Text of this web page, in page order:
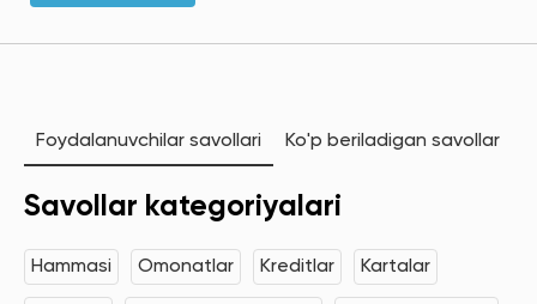
Foydalanuvchilar savollari Ko'p beriladigan savollar
Savollar kategoriyalari
Hammasi Omonatlar Kreditlar Kartalar